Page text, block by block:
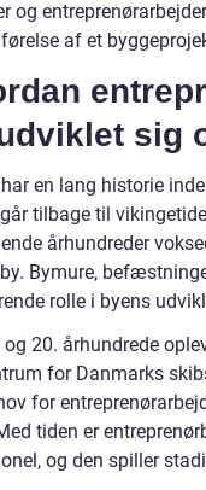
og
af et
sig
en lang historie
tilbage til
århundreder
Bymure,
rolle i byens
og 20. århundrede
for Danmarks
for
tiden er
og den spiller